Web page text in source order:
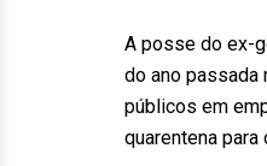
A posse do ex-
do ano passada
públicos em
quarentena